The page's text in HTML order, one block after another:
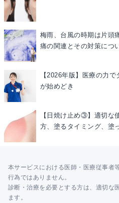
梅雨、台風の時期は片頭
痛の関連とその対策につ
【2026年版】医療の力
が始めどき
【日焼け止め③】適切な
方、塗るタイミング、塗
本サービスにおける医師・医療従事者
行為ではありません。
診断・治療を必要とする方は、適切な
ます。